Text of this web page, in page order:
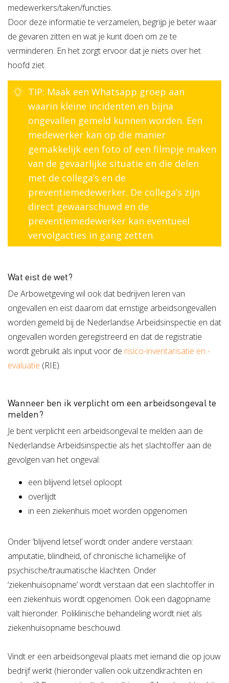
medewerkers/taken/functies.
Door deze informatie te verzamelen, begrijp je beter waar
de gevaren zitten en wat je kunt doen om ze te
verminderen. En het zorgt ervoor dat je niets over het
hoofd ziet.
TIP: Maak een Whatsapp groep aan
waarin kleine incidenten en bijna
ongevallen gemeld kunnen worden. Een
medewerker kan op die manier
gemakkelijk een foto of een filmpje maken
van de gevaarlijke situatie en die delen
met de collega’s en de
preventiemedewerker. De collega’s zijn
direct gewaarschuwd en de
preventiemedewerker kan eventueel
vervolgacties in gang zetten.
Wat eist de wet?
De Arbowetgeving wil ook dat bedrijven leren van
ongevallen en eist daarom dat ernstige arbeidsongevallen
worden gemeld bij de Nederlandse Arbeidsinspectie en dat
ongevallen worden geregistreerd en dat de registratie
wordt gebruikt als input voor de risico-inventarisatie en -
evaluatie (RIE).
Wanneer ben ik verplicht om een arbeidsongeval te
melden?
Je bent verplicht een arbeidsongeval te melden aan de
Nederlandse Arbeidsinspectie als het slachtoffer aan de
gevolgen van het ongeval:
een blijvend letsel oploopt
overlijdt
in een ziekenhuis moet worden opgenomen
Onder ‘blijvend letsel’ wordt onder andere verstaan:
amputatie, blindheid, of chronische lichamelijke of
psychische/traumatische klachten. Onder
‘ziekenhuisopname’ wordt verstaan dat een slachtoffer in
een ziekenhuis wordt opgenomen. Ook een dagopname
valt hieronder. Poliklinische behandeling wordt niet als
ziekenhuisopname beschouwd.
Vindt er een arbeidsongeval plaats met iemand die op jouw
bedrijf werkt (hieronder vallen ook uitzendkrachten en